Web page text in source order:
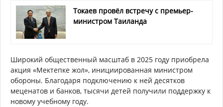
Токаев провёл встречу с премьер-
министром Таиланда
Широкий общественный масштаб в 2025 году приобрела
акция «Мектепке жол», инициированная министром
обороны. Благодаря подключению к ней десятков
меценатов и банков, тысячи детей получили поддержку к
новому учебному году.